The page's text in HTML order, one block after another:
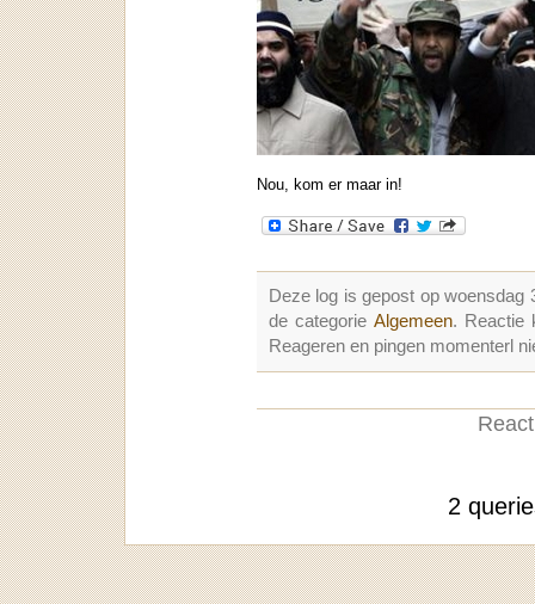
Nou, kom er maar in!
Deze log is gepost op woensdag
de categorie Algemeen. Reactie
Reageren en pingen momenterl
2